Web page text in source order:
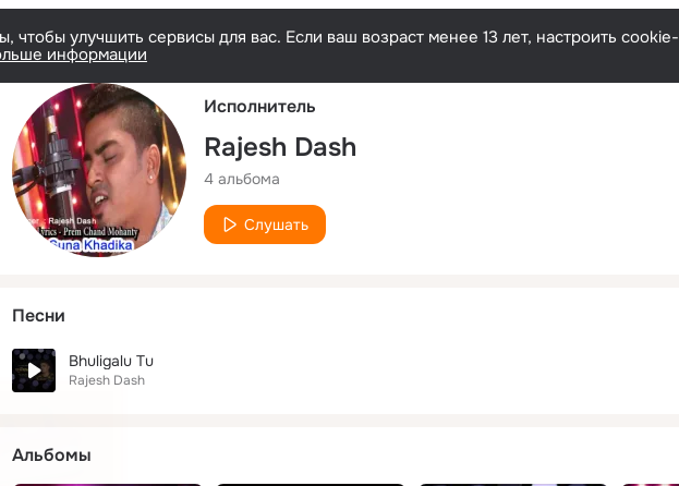
чтобы улучшить сервисы для вас. Если ваш возраст менее 13 лет, настроить
информации
Исполнитель
Rajesh Dash
4 альбома
Слушать
Песни
Bhuligalu Tu
Rajesh Dash
Альбомы